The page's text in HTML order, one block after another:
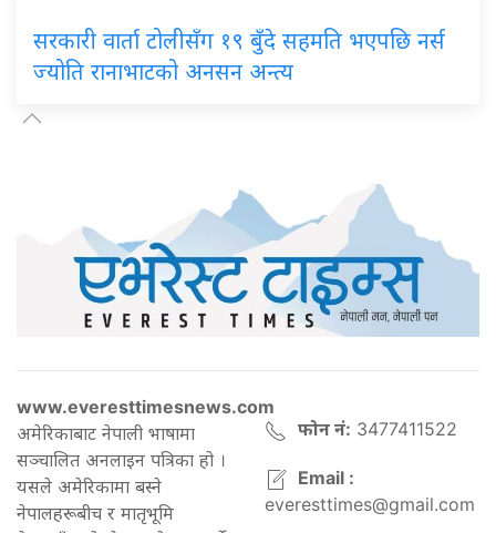
सरकारी वार्ता टोलीसँग १९ बुँदे सहमति भएपछि नर्स
ज्योति रानाभाटको अनसन अन्त्य
www.everesttimesnews.com
अमेरिकाबाट नेपाली भाषामा
सञ्चालित अनलाइन पत्रिका हो ।
यसले अमेरिकामा बस्ने
नेपालहरूबीच र मातृभूमि
फोन नं: 3477411522
Email :
everesttimes@gmail.com